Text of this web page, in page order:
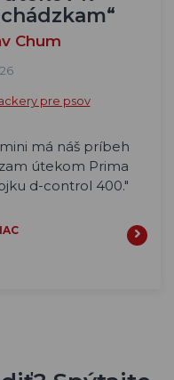
Chum
pre psov
má náš príbeh
útekom Prima
d-control 400."